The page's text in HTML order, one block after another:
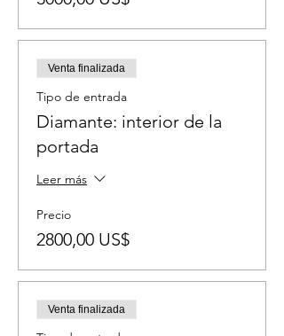
Venta finalizada
Tipo de entrada
Diamante: interior de la
portada
Leer más
Precio
2800,00 US$
Venta finalizada